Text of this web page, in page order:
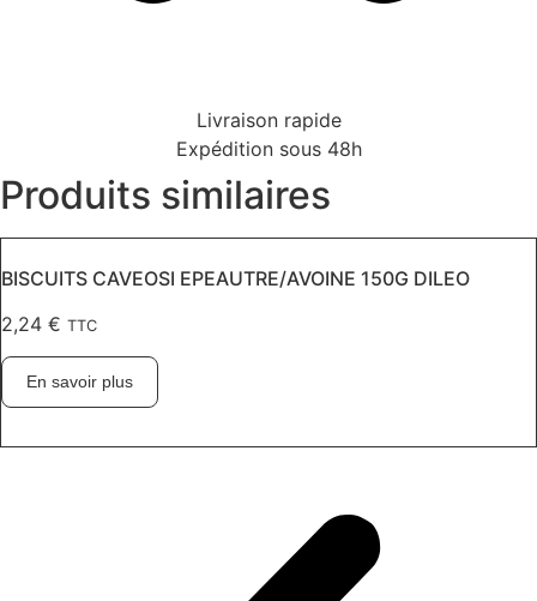
Livraison rapide
Expédition sous 48h
Produits similaires
BISCUITS CAVEOSI EPEAUTRE/AVOINE 150G DILEO
2,24 € TTC
En savoir plus